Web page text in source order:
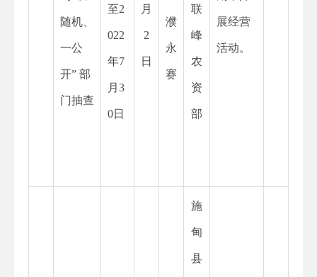
随机、
一公
开” 部
门抽查
至2
022
年7
月3
0日
月
2
日
濮
永
赛
联
峰
农
资
部
展经营
活动。
施
甸
县